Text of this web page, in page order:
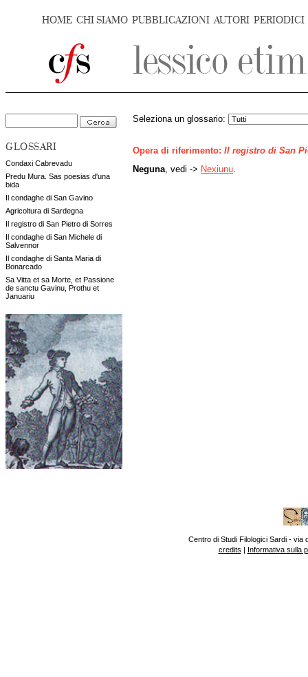
HOME CHI SIAMO PUBBLICAZIONI AUTORI PERIODICI
GLOSSARI
Condaxi Cabrevadu
Predu Mura. Sas poesias d'una
bida
Il condaghe di San Gavino
Agricoltura di Sardegna
Il registro di San Pietro di Sorres
Il condaghe di San Michele di
Salvennor
Il condaghe di Santa Maria di
Bonarcado
Sa Vitta et sa Morte, et Passione
de sanctu Gavinu, Prothu et
Januariu
Seleziona un glossario:
Opera di riferimento: Il registro di San
Neguna , vedi -> Nexiunu
Centro di Studi Filologici Sardi - via
credits | Informativa sulla